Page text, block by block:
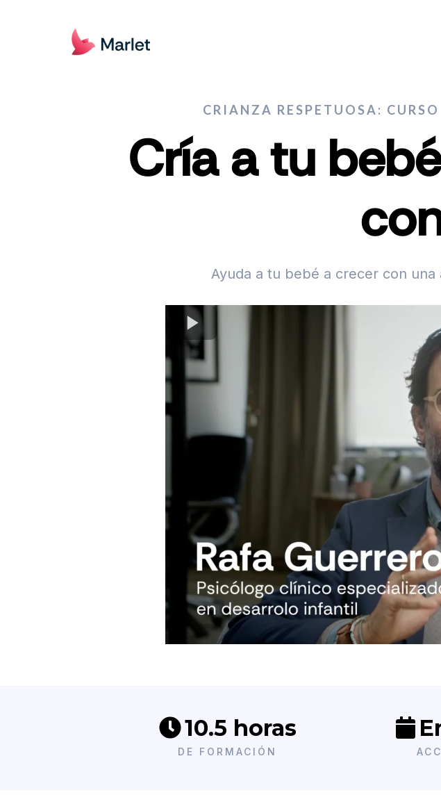
CRIANZA RESPETUOSA:
Cría a tu
Ayuda a tu bebé a crecer con
10.5 horas
DE FORMACIÓN